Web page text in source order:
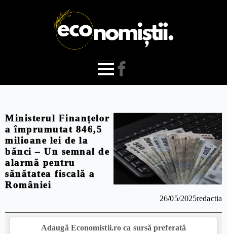
Ministerul Finanţelor
a împrumutat 846,5
milioane lei de la
bănci – Un semnal de
alarmă pentru
sănătatea fiscală a
României
26/05/2025redactia
Adaugă Economistii.ro ca sursă preferată